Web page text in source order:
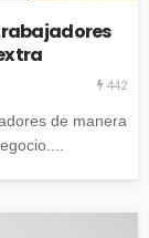
442
de manera